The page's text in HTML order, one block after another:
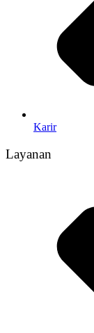
Karir
Layanan